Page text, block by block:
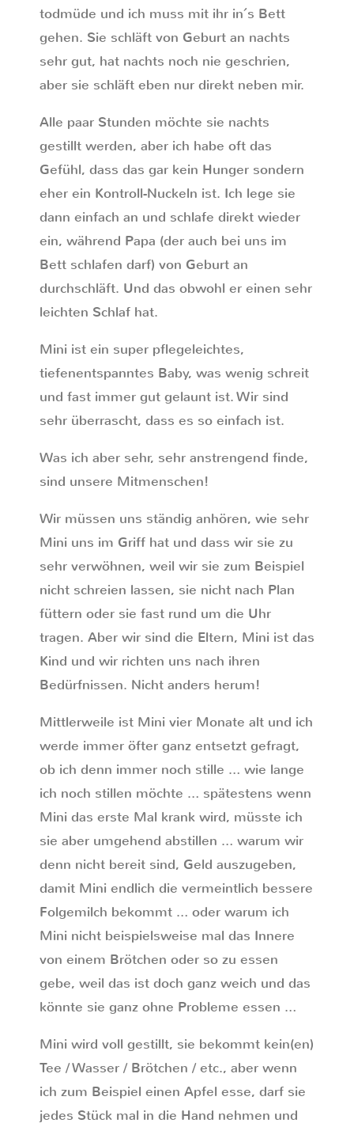
todmüde und ich muss mit ihr in´s Bett
gehen. Sie schläft von Geburt an nachts
sehr gut, hat nachts noch nie geschrien,
aber sie schläft eben nur direkt neben mir.
Alle paar Stunden möchte sie nachts
gestillt werden, aber ich habe oft das
Gefühl, dass das gar kein Hunger sondern
eher ein Kontroll-Nuckeln ist. Ich lege sie
dann einfach an und schlafe direkt wieder
ein, während Papa (der auch bei uns im
Bett schlafen darf) von Geburt an
durchschläft. Und das obwohl er einen sehr
leichten Schlaf hat.
Mini ist ein super pflegeleichtes,
tiefenentspanntes Baby, was wenig schreit
und fast immer gut gelaunt ist. Wir sind
sehr überrascht, dass es so einfach ist.
Was ich aber sehr, sehr anstrengend finde,
sind unsere Mitmenschen!
Wir müssen uns ständig anhören, wie sehr
Mini uns im Griff hat und dass wir sie zu
sehr verwöhnen, weil wir sie zum Beispiel
nicht schreien lassen, sie nicht nach Plan
füttern oder sie fast rund um die Uhr
tragen. Aber wir sind die Eltern, Mini ist das
Kind und wir richten uns nach ihren
Bedürfnissen. Nicht anders herum!
Mittlerweile ist Mini vier Monate alt und ich
werde immer öfter ganz entsetzt gefragt,
ob ich denn immer noch stille … wie lange
ich noch stillen möchte … spätestens wenn
Mini das erste Mal krank wird, müsste ich
sie aber umgehend abstillen … warum wir
denn nicht bereit sind, Geld auszugeben,
damit Mini endlich die vermeintlich bessere
Folgemilch bekommt … oder warum ich
Mini nicht beispielsweise mal das Innere
von einem Brötchen oder so zu essen
gebe, weil das ist doch ganz weich und das
könnte sie ganz ohne Probleme essen …
Mini wird voll gestillt, sie bekommt kein(en)
Tee / Wasser / Brötchen / etc., aber wenn
ich zum Beispiel einen Apfel esse, darf sie
jedes Stück mal in die Hand nehmen und